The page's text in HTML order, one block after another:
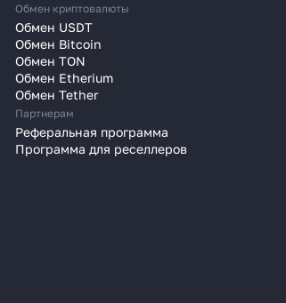
Обмен криптовалюты
Обмен USDT
Обмен Bitcoin
Обмен TON
Обмен Etherium
Обмен Tether
Партнерам
Реферальная программа
Программа для реселлеров
Как перевести
за 2 часа вместо
Рассказали, почему банки
место платёжным агентам
в 2025 году